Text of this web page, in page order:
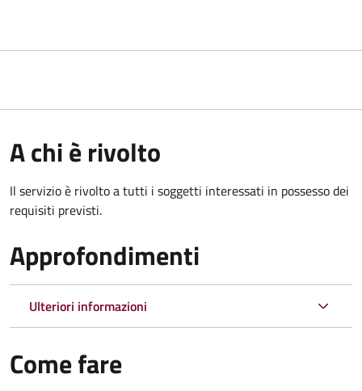
A chi è rivolto
Il servizio è rivolto a tutti i soggetti interessati in possesso dei
requisiti previsti.
Approfondimenti
Ulteriori informazioni
Come fare